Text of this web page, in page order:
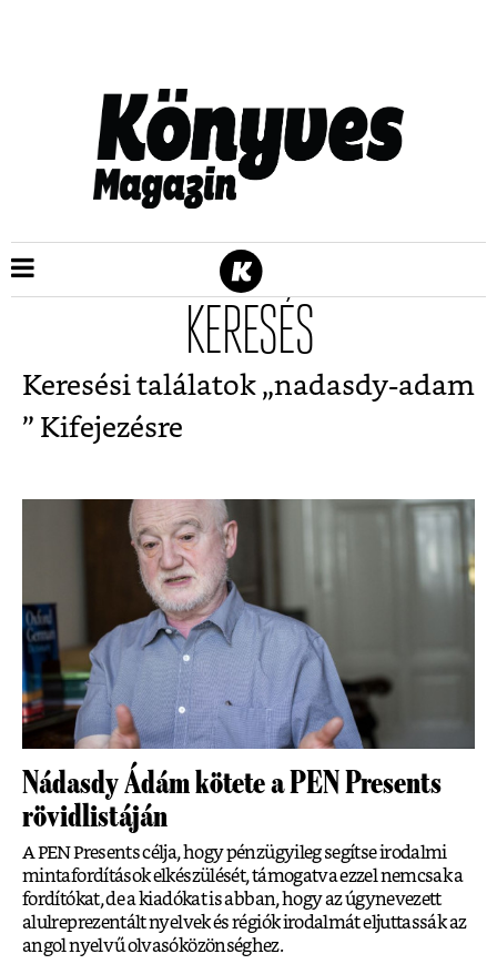
KERESÉS
Keresési találatok „nadasdy-adam
” Kifejezésre
Nádasdy Ádám kötete a PEN Presents
rövidlistáján
A PEN Presents célja, hogy pénzügyileg segítse irodalmi
mintafordítások elkészülését, támogatva ezzel nemcsak a
fordítókat, de a kiadókat is abban, hogy az úgynevezett
alulreprezentált nyelvek és régiók irodalmát eljuttassák az
angol nyelvű olvasóközönséghez.